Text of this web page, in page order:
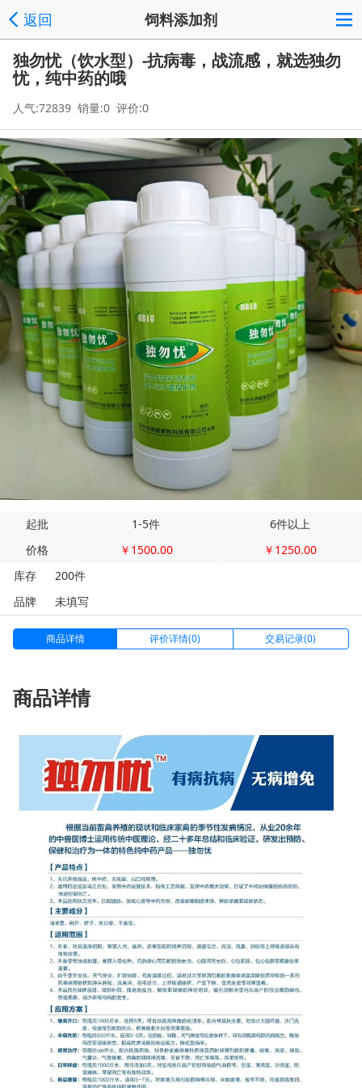
返回 饲料添加剂
独勿忧（饮水型）-抗病毒，战流感，就选独勿
忧，纯中药的哦
人气:72839 销量:0 评价:0
起批 1-5件
6件以上
价格
￥1500.00
￥1250.00
库存
200件
品牌
未填写
商品详情 评价详情(0) 交易记录(0)
商品详情